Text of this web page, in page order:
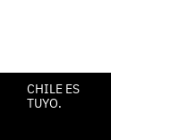
CHILE ES
TUYO.